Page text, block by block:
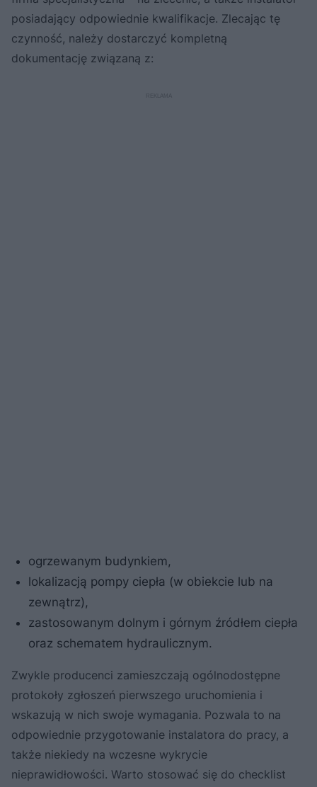
posiadający odpowiednie kwalifikacje. Zlecając tę
czynność, należy dostarczyć kompletną
dokumentację związaną z:
ogrzewanym budynkiem,
lokalizacją pompy ciepła (w obiekcie lub na
zewnątrz),
zastosowanym dolnym i górnym źródłem ciepła
oraz schematem hydraulicznym.
Zwykle producenci zamieszczają ogólnodostępne
protokoły zgłoszeń pierwszego uruchomienia i
wskazują w nich swoje wymagania. Pozwala to na
odpowiednie przygotowanie instalatora do pracy, a
także niekiedy na wczesne wykrycie
nieprawidłowości. Warto stosować się do checklist